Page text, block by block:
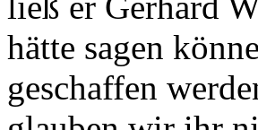
hätte sagen
geschaffen